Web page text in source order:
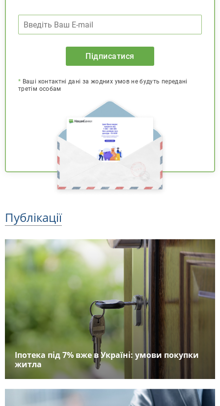
Підписатися
* Ваші контактні дані за жодних умов не будуть передані
третім особам
Публікації
Іпотека під 7% вже в Україні: умови покупки
житла